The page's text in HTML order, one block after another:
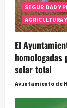
SEGURIDAD Y
AGRICULTURA
El
homologadas
solar total
Ayuntamiento de